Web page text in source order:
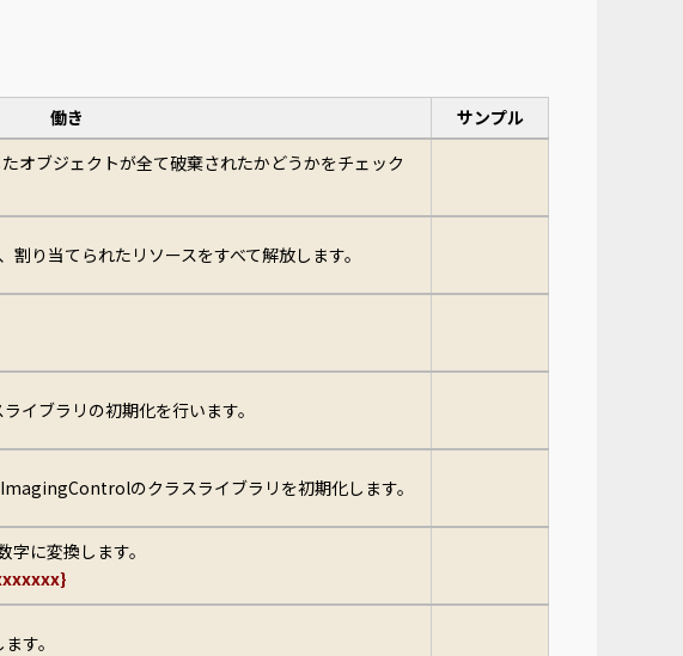
働き サンプル
オブジェクトが全て破棄されたかどうかをチェック
り当てられたリソースをすべて解放します。
イブラリの初期化を行います。
のクラスライブラリを初期化します。
に変換します。
す。